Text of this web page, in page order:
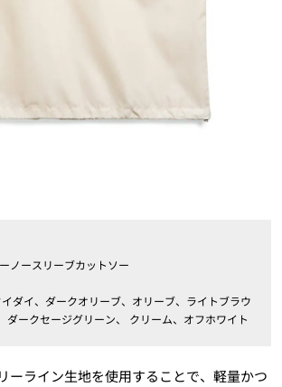
ノースリーブカットソー
ダイ、ダークオリーブ、オリーブ、ライトブラウ
ダークセージグリーン、 クリーム、オフホワイト
ーライン生地を使用することで、軽量かつ